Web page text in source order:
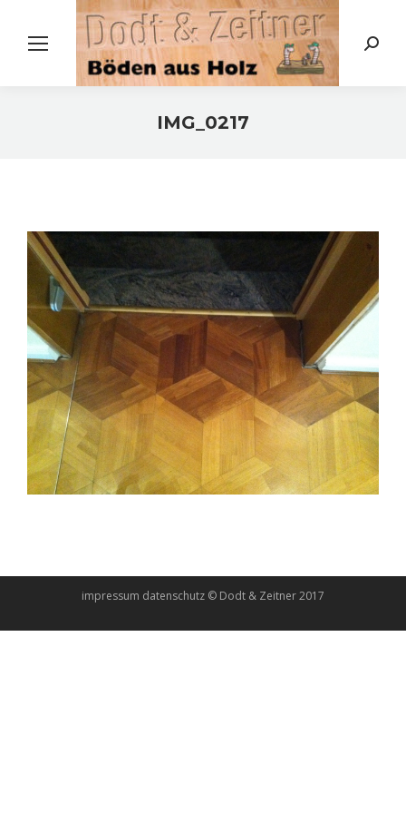
Search:
IMG_0217
impressum datenschutz © Dodt & Zeitner 2017